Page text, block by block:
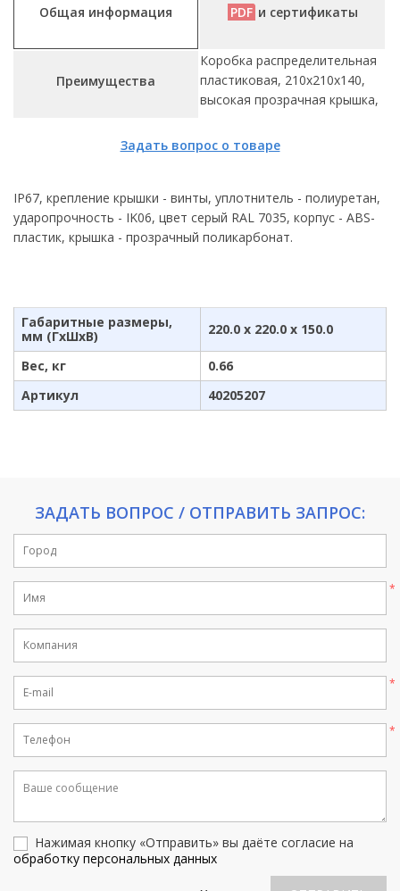
Общая информация PDF и сертификаты
Преимущества
Задать вопрос о товаре
Коробка распределительная
пластиковая, 210x210x140,
высокая прозрачная крышка,
IP67, крепление крышки - винты, уплотнитель - полиуретан,
ударопрочность - IK06, цвет серый RAL 7035, корпус - ABS-
пластик, крышка - прозрачный поликарбонат.
Габаритные размеры,
мм (ГхШхВ)
220.0 x 220.0 x 150.0
Вес, кг
0.66
Артикул
40205207
ЗАДАТЬ ВОПРОС / ОТПРАВИТЬ ЗАПРОС:
Нажимая кнопку «Отправить» вы даёте согласие на
обработку персональных данных